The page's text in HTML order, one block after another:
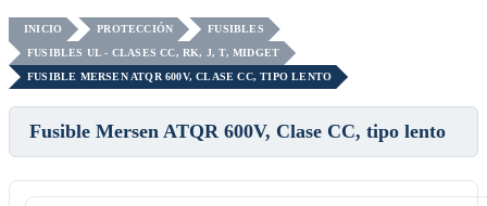
INICIO PROTECCIÓN
FUSIBLES
FUSIBLES UL - CLASES CC, RK, J, T, MIDGET
FUSIBLE MERSEN ATQR 600V, CLASE CC, TIPO LENTO
Fusible Mersen ATQR 600V, Clase CC, tipo lento